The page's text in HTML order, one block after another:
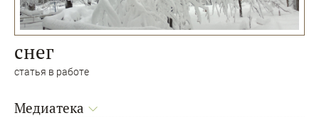
снег
статья в работе
Медиатека